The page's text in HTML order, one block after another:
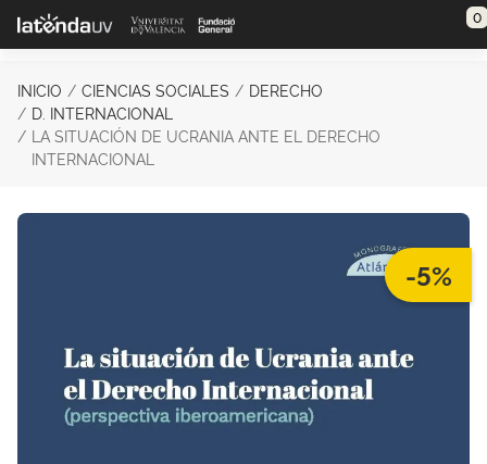
Saltar al contenido principal 0
INICIO CIENCIAS SOCIALES
DERECHO
D. INTERNACIONAL
LA SITUACIÓN DE UCRANIA ANTE EL DERECHO
INTERNACIONAL
-5%